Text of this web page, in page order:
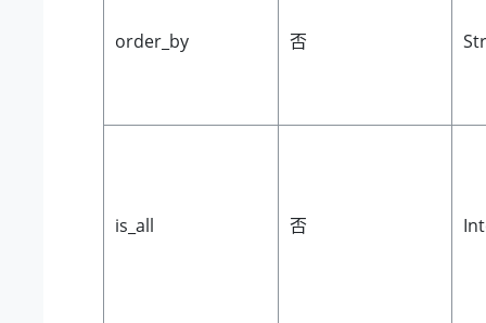
order_by 否
is_all 否